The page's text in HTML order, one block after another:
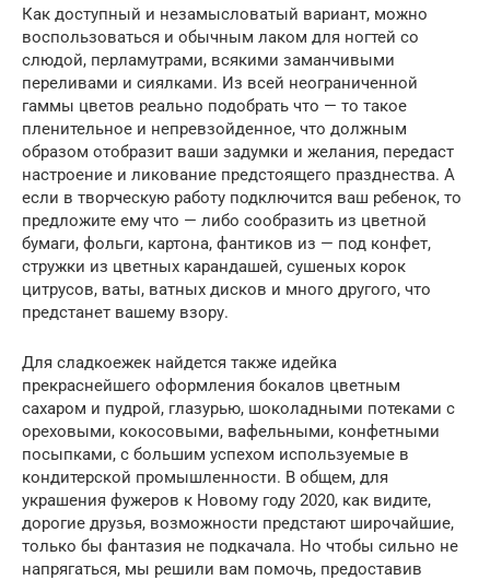
Как доступный и незамысловатый вариант, можно
воспользоваться и обычным лаком для ногтей со
слюдой, перламутрами, всякими заманчивыми
переливами и сиялками. Из всей неограниченной
гаммы цветов реально подобрать что — то такое
пленительное и непревзойденное, что должным
образом отобразит ваши задумки и желания, передаст
настроение и ликование предстоящего празднества. А
если в творческую работу подключится ваш ребенок, то
предложите ему что — либо сообразить из цветной
бумаги, фольги, картона, фантиков из — под конфет,
стружки из цветных карандашей, сушеных корок
цитрусов, ваты, ватных дисков и много другого, что
предстанет вашему взору.
Для сладкоежек найдется также идейка
прекраснейшего оформления бокалов цветным
сахаром и пудрой, глазурью, шоколадными потеками с
ореховыми, кокосовыми, вафельными, конфетными
посыпками, с большим успехом используемые в
кондитерской промышленности. В общем, для
украшения фужеров к Новому году 2020, как видите,
дорогие друзья, возможности предстают широчайшие,
только бы фантазия не подкачала. Но чтобы сильно не
напрягаться, мы решили вам помочь, предоставив